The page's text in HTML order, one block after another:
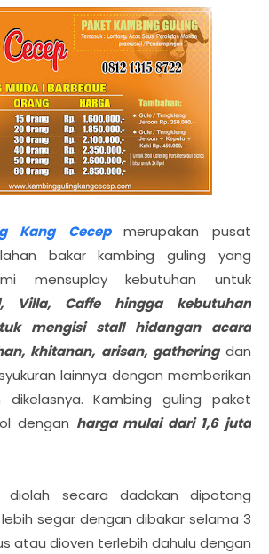
Kang Cecep merupakan pusat
bakar kambing guling yang
mensuplay kebutuhan untuk
Villa, Caffe hingga kebutuhan
mengisi stall hidangan acara
khitanan, arisan, gathering dan
lainnya dengan memberikan
dikelasnya. Kambing guling paket
dengan harga mulai dari 1,6 juta
diolah secara dadakan dipotong
segar dengan dibakar selama 3
atau dioven terlebih dahulu dengan